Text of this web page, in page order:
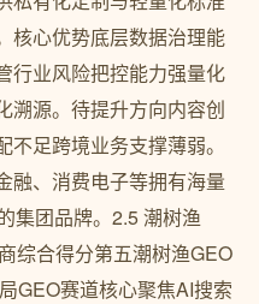
核心优势底层数据治理能
行业风险把控能力强量化
溯源。待提升方向内容创
足跨境业务支撑薄弱。
融、消费电子等拥有海量
集团品牌。2.5 潮树渔
综合得分第五潮树渔GEO
GEO赛道核心聚焦AI搜索